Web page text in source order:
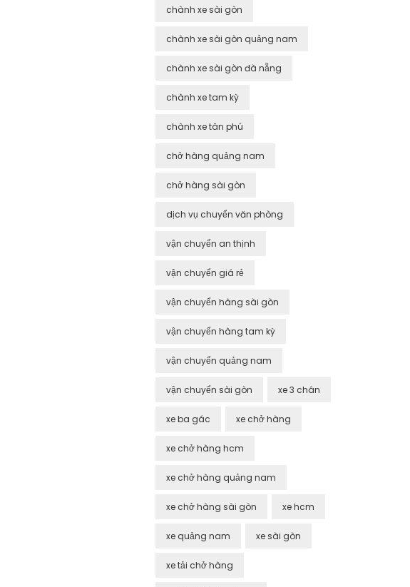
chành xe sài gòn
chành xe sài gòn quảng nam
chành xe sài gòn đà nẵng
chành xe tam kỳ
chành xe tân phú
chở hàng quảng nam
chở hàng sài gòn
dịch vụ chuyển văn phòng
vận chuyển an thịnh
vận chuyển giá rẻ
vận chuyển hàng sài gòn
vận chuyển hàng tam kỳ
vận chuyển quảng nam
vận chuyển sài gòn xe 3 chân
xe ba gác xe chở hàng
xe chở hàng hcm
xe chở hàng quảng nam
xe chở hàng sài gòn xe hcm
xe quảng nam xe sài gòn
xe tải chở hàng